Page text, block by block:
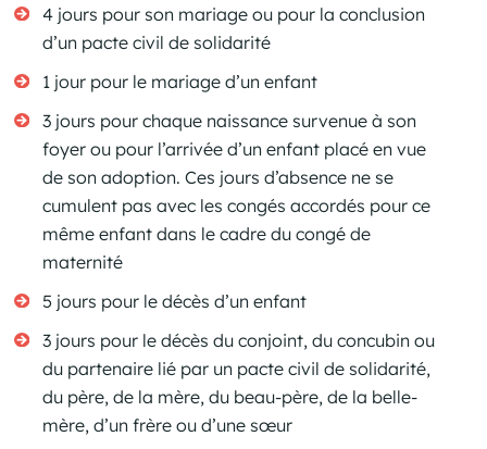
4 jours pour son mariage ou pour la conclusion
d’un pacte civil de solidarité
1 jour pour le mariage d’un enfant
3 jours pour chaque naissance survenue à son
foyer ou pour l’arrivée d’un enfant placé en vue
de son adoption. Ces jours d’absence ne se
cumulent pas avec les congés accordés pour ce
même enfant dans le cadre du congé de
maternité
5 jours pour le décès d’un enfant
3 jours pour le décès du conjoint, du concubin ou
du partenaire lié par un pacte civil de solidarité,
du père, de la mère, du beau-père, de la belle-
mère, d’un frère ou d’une sœur